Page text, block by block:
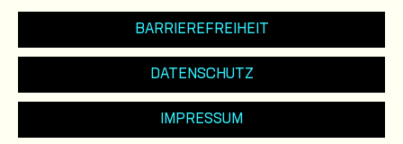
BARRIEREFREIHEIT
DATENSCHUTZ
IMPRESSUM